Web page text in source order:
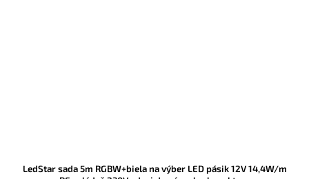
LedStar sada 5m RGBW+biela na výber LED pásik 12V 14,4W/m